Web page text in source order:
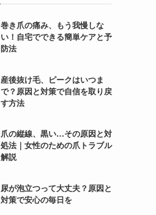
巻き爪の痛み、もう我慢しな
い！自宅でできる簡単ケアと予
防法
産後抜け毛、ピークはいつま
で？原因と対策で自信を取り戻
す方法
爪の縦線、黒い…その原因と対
処法｜女性のための爪トラブル
解説
尿が泡立つって大丈夫？原因と
対策で安心の毎日を